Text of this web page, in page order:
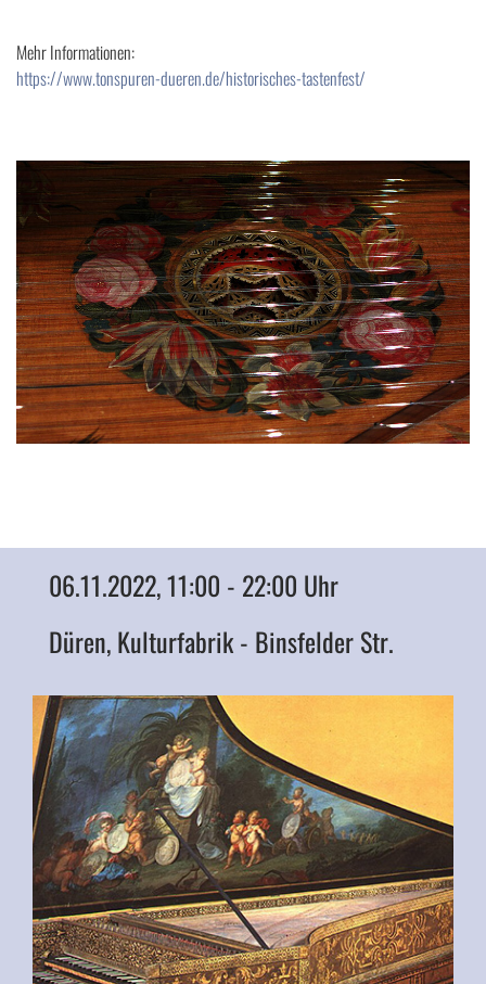
Mehr Informationen:
https://www.tonspuren-dueren.de/historisches-tastenfest/
06.11.2022, 11:00 - 22:00 Uhr
Düren, Kulturfabrik - Binsfelder Str.